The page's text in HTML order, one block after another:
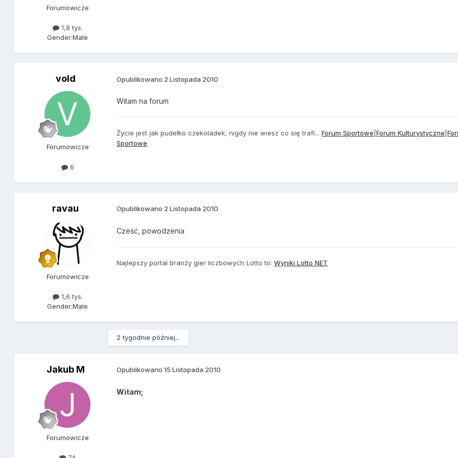
Forumowicze
1,8 tys.
Gender:Male
vold
Forumowicze
6
Opublikowano 2 Listopada 2010
Witam na forum
Życie jest jak pudełko czekoladek, nigdy nie wiesz co się trafi...Forum Sportowe |Forum Kulturystyczne |
Sportowe
ravau
Forumowicze
1,6 tys.
Gender:Male
Opublikowano 2 Listopada 2010
Cześć, powodzenia
Najlepszy portal branży gier liczbowych Lotto to:Wyniki Lotto NET
2 tygodnie później...
Jakub M
Forumowicze
Opublikowano15 Listopada 2010
Witam;